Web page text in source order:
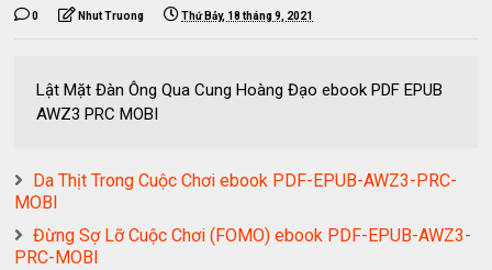
0 Nhut Truong Thứ Bảy, 18 tháng 9, 2021
Lật Mặt Đàn Ông Qua Cung Hoàng Đạo ebook PDF EPUB
AWZ3 PRC MOBI
Da Thịt Trong Cuộc Chơi ebook PDF-EPUB-AWZ3-PRC-
MOBI
Đừng Sợ Lỡ Cuộc Chơi (FOMO) ebook PDF-EPUB-AWZ3-
PRC-MOBI